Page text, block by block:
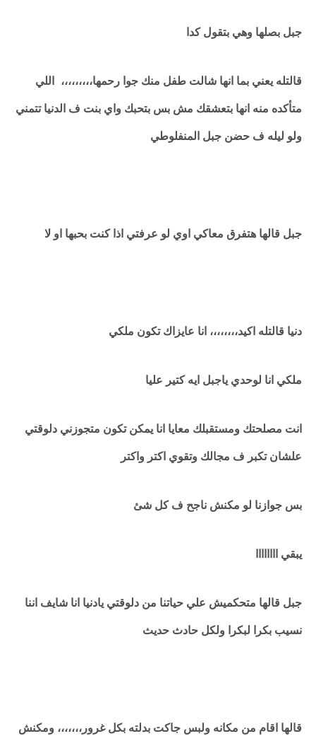
جبل بصلها وهي بتقول كدا
قالتله يعني بما انها شالت طفل منك جوا رحمها،،،،،،،،، اللي
متأكده منه انها بتعشقك مش بس بتحبك واي بنت ف الدنيا تتمني
ولو ليله ف حضن جبل المنفلوطي
جبل قالها هتفرق معاكي اوي لو عرفتي اذا كنت بحبها او لا
دنيا قالتله اكيد،،،،،،،، انا عايزاك تكون ملكي
ملكي انا لوحدي ياجبل ايه كتير عليا
انت مصلحتك ومستقبلك معايا انا يمكن تكون متجوزني دلوقتي
علشان تكبر ف مجالك وتقوي اكتر واكتر
بس جوازنا لو مكنش ناجح ف كل شئ
يبقي اااااااا
جبل قالها متحكميش علي حياتنا من دلوقتي يادنيا انا شايف اننا
نسيب بكرا لبكرا ولكل حادث حديث
قالها اقام من مكانه ولبس جاكت بدلته بكل غرور،،،،،،، ومكنش